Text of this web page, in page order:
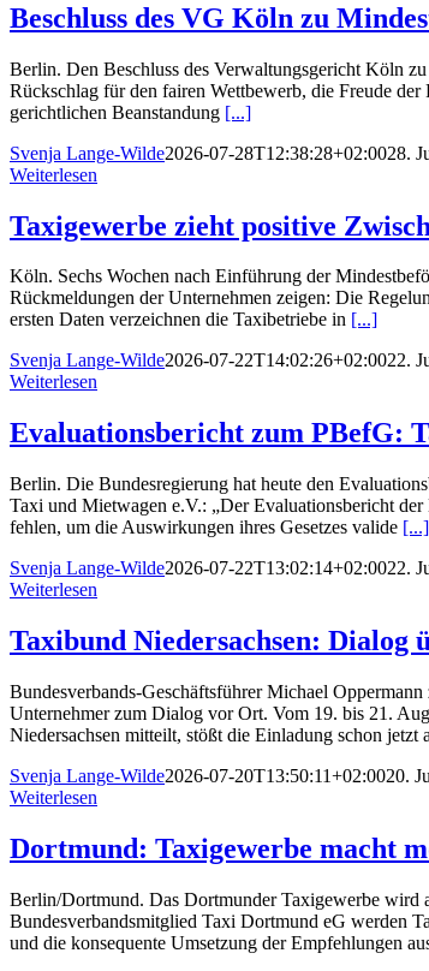
Beschluss des VG Köln zu
Berlin. Den Beschluss des Verwaltungsgericht Köln
Rückschlag für den fairen Wettbewerb, die Freude
gerichtlichen Beanstandung [...]
Svenja Lange-Wilde2026-07-28T12:38:28+02:0028.
Weiterlesen
Taxigewerbe zieht positive
Köln. Sechs Wochen nach Einführung der
Rückmeldungen der Unternehmen zeigen: Die
ersten Daten verzeichnen die Taxibetriebe in [...]
Svenja Lange-Wilde2026-07-22T14:02:26+02:0022.
Weiterlesen
Evaluationsbericht zum PBefG:
Berlin. Die Bundesregierung hat heute den
Taxi und Mietwagen e.V.: „Der Evaluationsbericht
fehlen, um die Auswirkungen ihres Gesetzes valide [...]
Svenja Lange-Wilde2026-07-22T13:02:14+02:0022.
Weiterlesen
Taxibund Niedersachsen: Dialog
Bundesverbands-Geschäftsführer Michael
Unternehmer zum Dialog vor Ort. Vom 19. bis 21.
Niedersachsen mitteilt, stößt die Einladung schon jetzt
Svenja Lange-Wilde2026-07-20T13:50:11+02:0020.
Weiterlesen
Dortmund: Taxigewerbe macht
Berlin/Dortmund. Das Dortmunder Taxigewerbe wird
Bundesverbandsmitglied Taxi Dortmund eG werden
und die konsequente Umsetzung der Empfehlungen